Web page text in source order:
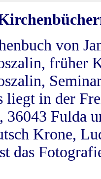
von
früher
liegt in der
36043 Fulda
Krone,
das